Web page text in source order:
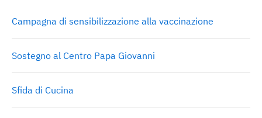
Campagna di sensibilizzazione alla vaccinazione
Sostegno al Centro Papa Giovanni
Sfida di Cucina